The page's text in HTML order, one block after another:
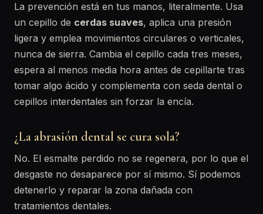
La prevención está en tus manos, literalmente. Usa
un cepillo de cerdas suaves, aplica una presión
ligera y emplea movimientos circulares o verticales,
nunca de sierra. Cambia el cepillo cada tres meses,
espera al menos media hora antes de cepillarte tras
tomar algo ácido y complementa con seda dental o
cepillos interdentales sin forzar la encía.
¿La abrasión dental se cura sola?
No. El esmalte perdido no se regenera, por lo que el
desgaste no desaparece por sí mismo. Sí podemos
detenerlo y reparar la zona dañada con
tratamientos dentales.